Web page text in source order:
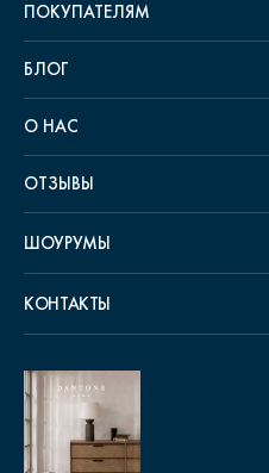
ПОКУПАТЕЛЯМ
БЛОГ
О НАС
ОТЗЫВЫ
ШОУРУМЫ
КОНТАКТЫ